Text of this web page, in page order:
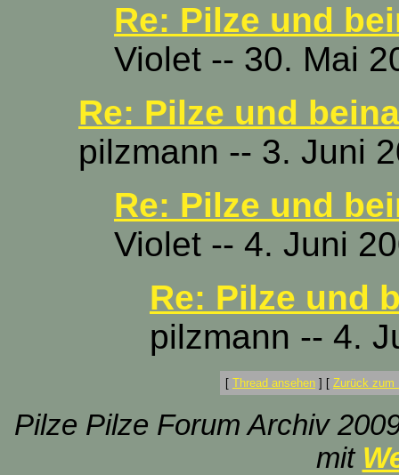
Re: Pilze und
Violet -- 30. Mai
Re: Pilze und
pilzmann -- 3. Juni
Re: Pilze und
Violet -- 4. Juni
Re: Pilze und
pilzmann -- 4.
[ Thread ansehen ] [ Zurück zum
Pilze Pilze Forum Archiv
mit